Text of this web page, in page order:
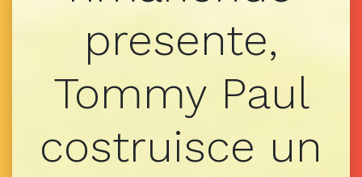
presente,
Tommy Paul
costruisce un